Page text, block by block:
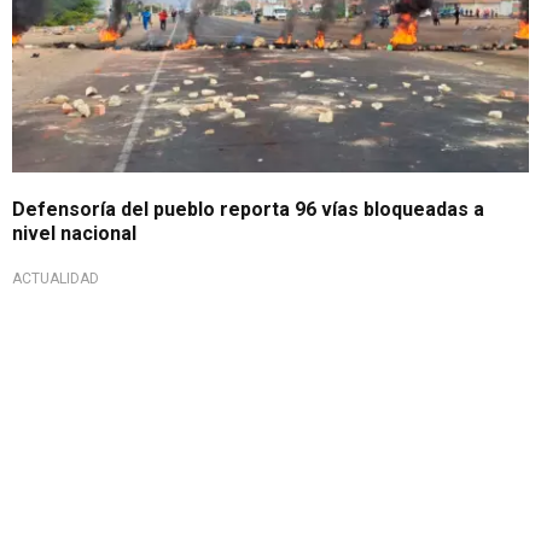
Defensoría del pueblo reporta 96 vías bloqueadas a
nivel nacional
ACTUALIDAD